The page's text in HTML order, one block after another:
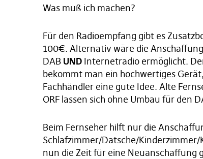
Was muß ich machen?
Für den Radioempfang gibt es
100€. Alternativ wäre die
DAB UND Internetradio ermöglicht.
bekommt man ein hochwertiges
Fachhändler eine gute Idee. Alte
ORF lassen sich ohne Umbau für den
Beim Fernseher hilft nur die
Schlafzimmer/Datsche/
nun die Zeit für eine Neuanschaffung